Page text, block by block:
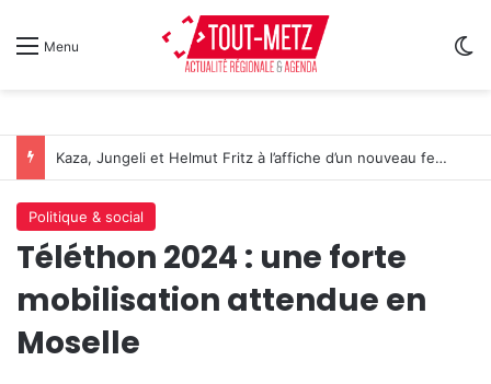
Menu
Kaza, Jungeli et Helmut Fritz à l’affiche d’un nouveau festival de musique à Amnéville
Politique & social
Téléthon 2024 : une forte
mobilisation attendue en
Moselle